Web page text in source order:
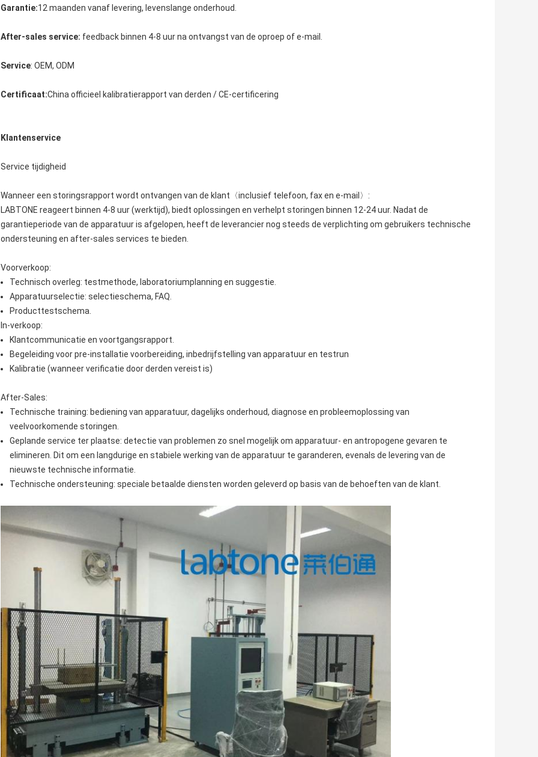
Garantie:12 maanden vanaf levering, levenslange onderhoud.
After-sales service: feedback binnen 4-8 uur na ontvangst van de oproep of e-mail.
Service: OEM, ODM
Certificaat:China officieel kalibratierapport van derden / CE-certificering
Klantenservice
Service tijdigheid
Wanneer een storingsrapport wordt ontvangen van de klant〈inclusief telefoon, fax en e-mail〉:
LABTONE reageert binnen 4-8 uur (werktijd), biedt oplossingen en verhelpt storingen binnen 12-24 uur. Nadat de
garantieperiode van de apparatuur is afgelopen, heeft de leverancier nog steeds de verplichting om gebruikers technische
ondersteuning en after-sales services te bieden.
Voorverkoop:
Technisch overleg: testmethode, laboratoriumplanning en suggestie.
Apparatuurselectie: selectieschema, FAQ.
Producttestschema.
In-verkoop:
Klantcommunicatie en voortgangsrapport.
Begeleiding voor pre-installatie voorbereiding, inbedrijfstelling van apparatuur en testrun
Kalibratie (wanneer verificatie door derden vereist is)
After-Sales:
Technische training: bediening van apparatuur, dagelijks onderhoud, diagnose en probleemoplossing van
veelvoorkomende storingen.
Geplande service ter plaatse: detectie van problemen zo snel mogelijk om apparatuur- en antropogene gevaren te
elimineren. Dit om een ​​langdurige en stabiele werking van de apparatuur te garanderen, evenals de levering van de
nieuwste technische informatie.
Technische ondersteuning: speciale betaalde diensten worden geleverd op basis van de behoeften van de klant.